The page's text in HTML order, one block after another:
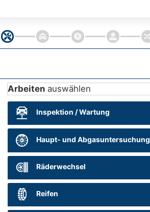
Arbeiten auswählen
Inspektion / Wartung
Haupt- und Abgasuntersuchung
Räderwechsel
Reifen